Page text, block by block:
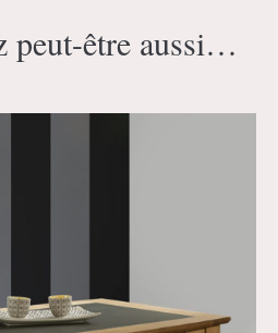
peut-être aussi…